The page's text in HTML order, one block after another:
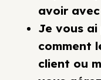
avoir avec
Je vous
comment
client ou